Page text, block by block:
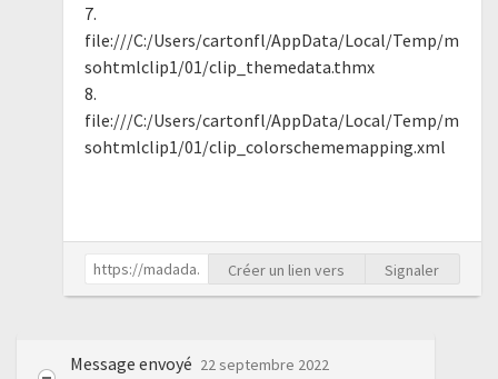
7.
file:///C:/Users/cartonfl/AppData/Local/Temp/m
sohtmlclip1/01/clip_themedata.thmx
8.
file:///C:/Users/cartonfl/AppData/Local/Temp/m
sohtmlclip1/01/clip_colorschememapping.xml
Créer un lien vers Signaler
Message envoyé 22 septembre 2022